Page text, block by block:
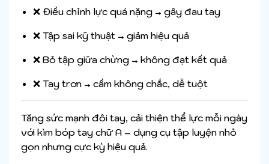
❌ Điều chỉnh lực quá nặng → gây đau tay
❌ Tập sai kỹ thuật → giảm hiệu quả
❌ Bỏ tập giữa chừng → không đạt kết quả
❌ Tay trơn → cầm không chắc, dễ tuột
Tăng sức mạnh đôi tay, cải thiện thể lực mỗi ngày
với kìm bóp tay chữ A – dụng cụ tập luyện nhỏ
gọn nhưng cực kỳ hiệu quả.